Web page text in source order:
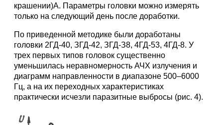
крашении)А. Параметры головки можно измерять
только на следующий день после доработки.
По приведенной методике были доработаны
головки 2ГД-40, ЗГД-42, ЗГД-З8, 4ГД-53, 4ГД-8. У
трех первых типов головок существенно
уменьшилась неравномерность АЧХ излучения и
диаграмм направленности в диапазоне 500–6000
Гц, а на их переходных характеристиках
практически исчезли паразитные выбросы (рис. 4).